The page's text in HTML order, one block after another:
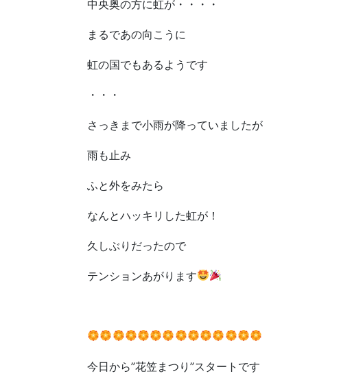
中央奥の方に虹が・・・・
まるであの向こうに
虹の国でもあるようです
・・・
さっきまで小雨が降っていましたが
雨も止み
ふと外をみたら
なんとハッキリした虹が！
久しぶりだったので
テンションあがります
今日から”花笠まつり”スタートです